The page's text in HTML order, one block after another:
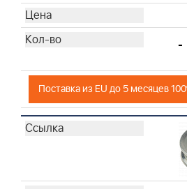
-
Поставка из EU до 5 месяцев